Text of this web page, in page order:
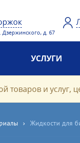
Дзержинского, д. 67
УСЛУГИ
товаров и услуг,
› Жидкости для